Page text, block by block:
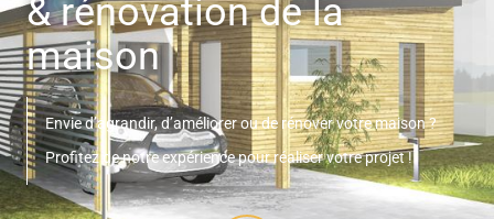
& rénovation de la
maison
Envie d’agrandir, d’améliorer ou de rénover votre maison ?
Profitez de notre expérience pour réaliser votre projet !